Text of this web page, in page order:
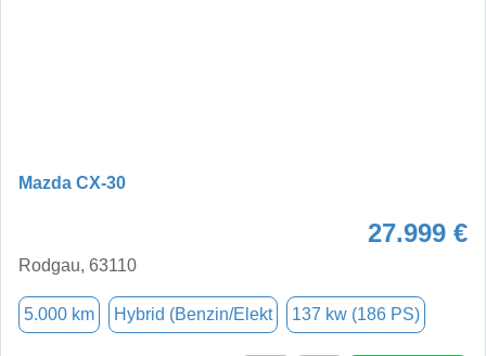
Mazda CX-30
27.999 €
Rodgau, 63110
5.000 km Hybrid (Benzin/Elekt 137 kw (186 PS)